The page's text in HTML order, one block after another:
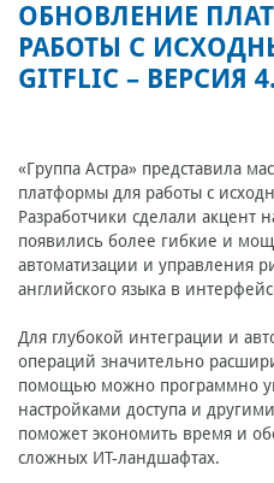
ОБНОВЛЕНИЕ
РАБОТЫ С
GITFLIC – ВЕРСИЯ
«Группа Астра» представила
платформы для работы с
Разработчики сделали акцент
появились более гибкие и
автоматизации и управления
английского языка в
Для глубокой интеграции и
операций значительно
помощью можно программно
настройками доступа и
поможет экономить время и
сложных ИТ-ландшафтах.